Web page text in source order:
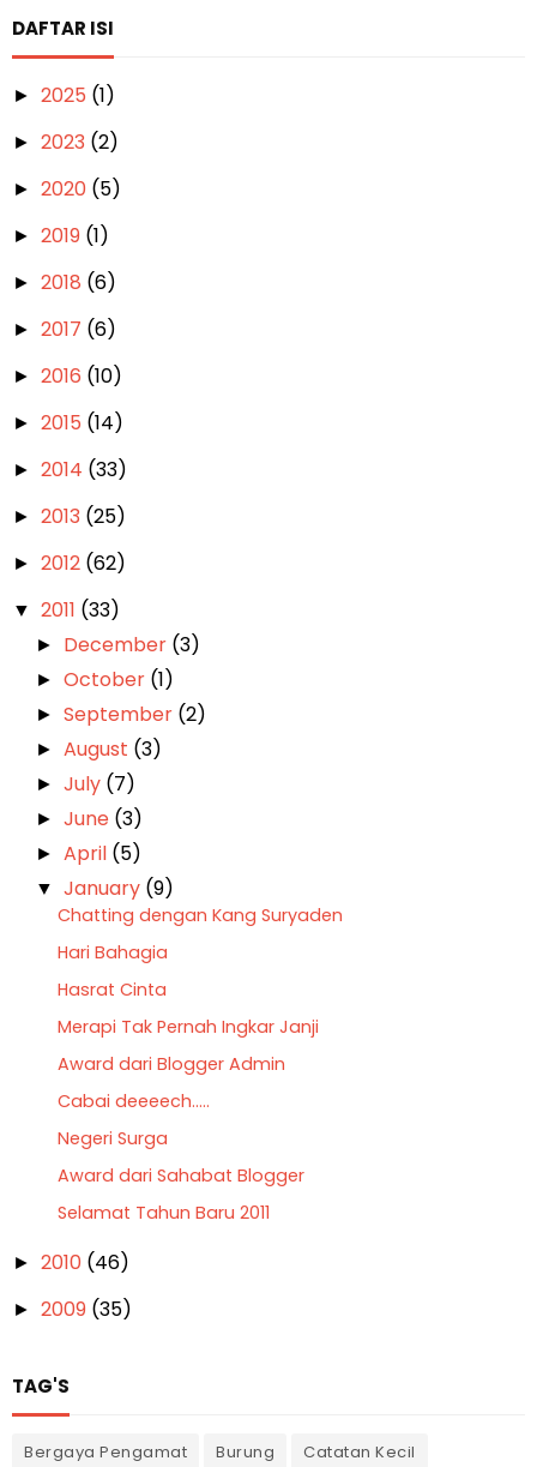
DAFTAR ISI
► 2025 (1)
► 2023 (2)
► 2020 (5)
► 2019 (1)
► 2018 (6)
► 2017 (6)
► 2016 (10)
► 2015 (14)
► 2014 (33)
► 2013 (25)
► 2012 (62)
▼ 2011 (33)
► December (3)
►October (1)
►September (2)
►August (3)
►July (7)
►June (3)
►April (5)
▼January (9)
Chatting dengan Kang Suryaden
Hari Bahagia
Hasrat Cinta
Merapi Tak Pernah Ingkar Janji
Award dari Blogger Admin
Cabai deeeech.....
Negeri Surga
Award dari Sahabat Blogger
Selamat Tahun Baru 2011
► 2010 (46)
► 2009 (35)
TAG'S
Bergaya Pengamat Burung Catatan Kecil